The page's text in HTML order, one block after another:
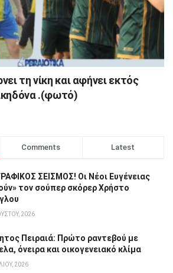
τη νίκη και αφήνει εκτός
.(φωτό)
Comments Latest
ΣΕΙΣΜΟΣ! Οι Νέοι Ευγένειας
τον σούπερ σκόρερ Χρήστο
2026
Πειραιά: Πρώτο ραντεβού με
όνειρα και οικογενειακό κλίμα
2026